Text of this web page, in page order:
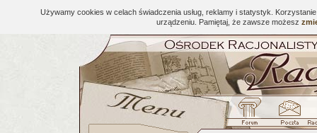
Używamy cookies w celach świadczenia usług, reklamy i statystyk.
urządzeniu. Pamiętaj, że zawsze możesz